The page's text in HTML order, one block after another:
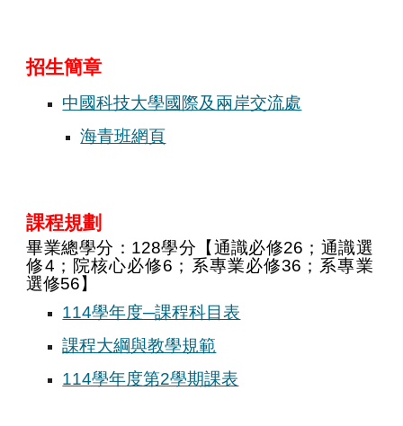
招生簡章
中國科技大學國際及兩岸交流處
海青班網頁
課程規劃
畢業總學分：128學分【通識必修26；通識選
修4；院核心必修6；系專業必修36 ；系專業
選修56】
114學年度─課程科目表
課程大綱與教學規範
114學年度第2學期課表